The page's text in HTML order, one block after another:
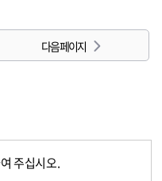
다음 페이지
주십시오.